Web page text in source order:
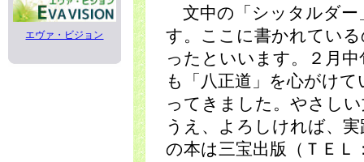
エヴァ・ビジョン
文中の「シッタルダー
す。ここに書かれてい
ったといいます。２月
も「八正道」を心がけ
ってきました。やさし
うえ、よろしければ、
の本は三宝出版（ＴＥＬ